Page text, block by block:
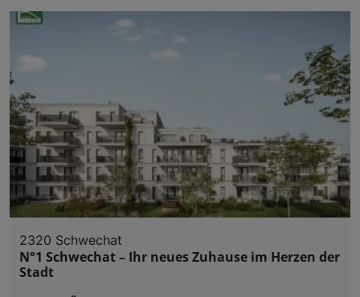
2320 Schwechat
N°1 Schwechat – Ihr neues Zuhause im Herzen der
Stadt